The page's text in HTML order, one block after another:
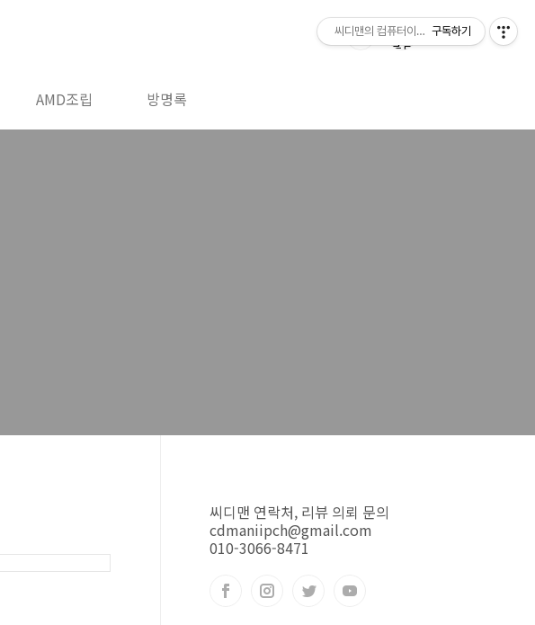
AMD조립 방명록
씨디맨 연락처, 리뷰 의뢰 문의
cdmaniipch@gmail.com
010-3066-8471
씨디맨의 컴퓨터이야기구독하기